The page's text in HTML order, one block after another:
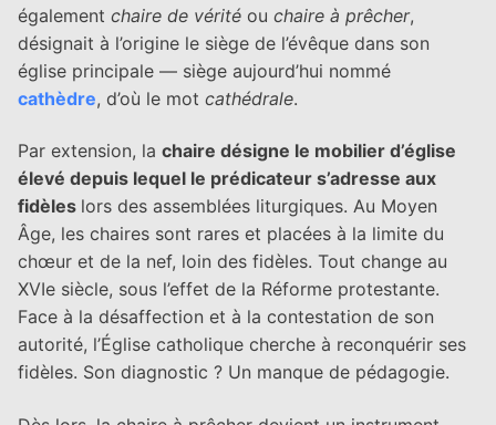
également chaire de vérité ou chaire à prêcher,
désignait à l’origine le siège de l’évêque dans son
église principale — siège aujourd’hui nommé
cathèdre, d’où le mot cathédrale.
Par extension, la chaire désigne le mobilier d’église
élevé depuis lequel le prédicateur s’adresse aux
fidèles lors des assemblées liturgiques. Au Moyen
Âge, les chaires sont rares et placées à la limite du
chœur et de la nef, loin des fidèles. Tout change au
XVIe siècle, sous l’effet de la Réforme protestante.
Face à la désaffection et à la contestation de son
autorité, l’Église catholique cherche à reconquérir ses
fidèles. Son diagnostic ? Un manque de pédagogie.